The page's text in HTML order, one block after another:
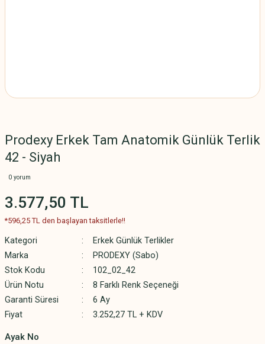
Prodexy Erkek Tam Anatomik Günlük Terlik
42 - Siyah
0 yorum
3.577,50 TL
*596,25 TL den başlayan taksitlerle!!
Kategori
Erkek Günlük Terlikler
Marka
PRODEXY (Sabo)
Stok Kodu
102_02_42
Ürün Notu
8 Farklı Renk Seçeneği
Garanti Süresi
6 Ay
Fiyat
3.252,27 TL + KDV
Ayak No